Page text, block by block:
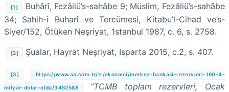
[1]
Buhârî, Fezâilü’s-sahâbe 9; Müslim, Fezâliü’s-sahâbe
34; Sahih-i Buharî ve Tercümesi, Kitabu’l-Cihad ve’s-
Siyer/152, Ötüken Neşriyat, 1stanbul 1987, c. 6, s. 2758.
[2] Şualar, Hayrat Neşriyat, Isparta 2015, c.2, s. 407.
[3] https://www.aa.com.tr/tr/ekonomi/merkez-bankasi-rezervleri-160-4-
milyar-dolar-oldu/3452588
“TCMB toplam rezervleri, Ocak